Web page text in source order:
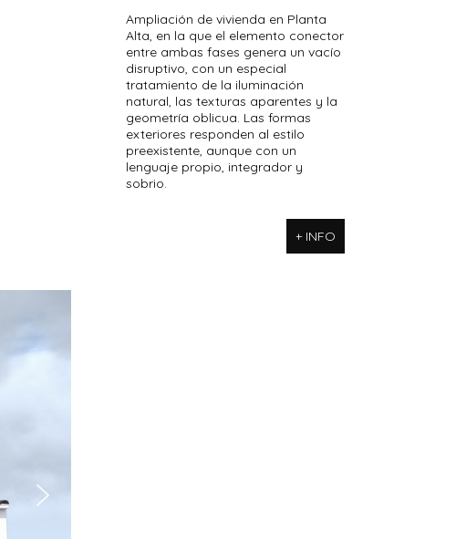
Ampliación de vivienda en Planta
Alta, en la que el elemento conector
entre ambas fases genera un vacío
disruptivo, con un especial
tratamiento de la iluminación
natural, las texturas aparentes y la
geometría oblicua. Las formas
exteriores responden al estilo
preexistente, aunque con un
lenguaje propio, integrador y
sobrio.
+ INFO